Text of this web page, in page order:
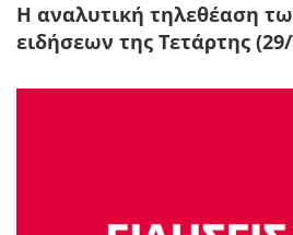
Η αναλυτική τηλεθέαση
ειδήσεων της Τετάρτης